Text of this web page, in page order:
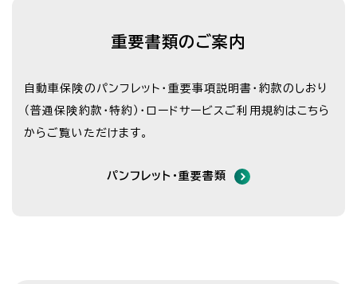
重要書類のご案内
自動車保険のパンフレット・重要事項説明書・約款のしおり
（普通保険約款・特約）・ ロードサービスご利用規約はこちら
からご覧いただけます。
パンフレット・重要書類